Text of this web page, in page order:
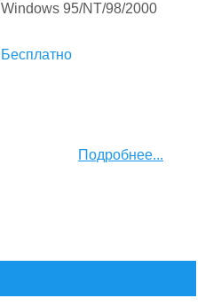
Windows 95/NT/98/2000
Бесплатно
Подробнее...